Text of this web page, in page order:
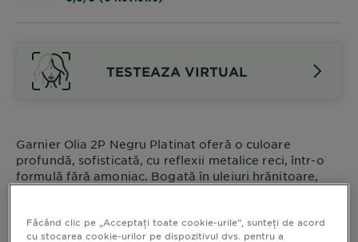
TESTEAZA VIRTUAL
Garnier Olia 2P Negru Platinat oferă o culoare
profundă, sofisticată, cu reflexii metalice reci, într-o
formulă fără amoniac. Bogată în uleiuri hrănitoare,
strălucitor.
MARIME 174 ML
Făcând clic pe „Acceptați toate cookie-urile”, sunteți de acord
cu stocarea cookie-urilor pe dispozitivul dvs. pentru a